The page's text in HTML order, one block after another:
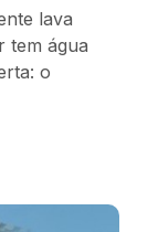
lava
tem água
o